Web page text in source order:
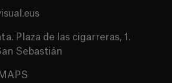
Plaza de las cigarreras, 1.
Sebastián